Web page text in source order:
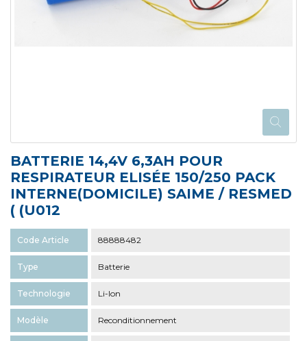
BATTERIE 14,4V 6,3AH POUR
RESPIRATEUR ELISÉE 150/250 PACK
INTERNE(DOMICILE) SAIME / RESMED
( (U012
Code Article 88888482
Type Batterie
Technologie Li-Ion
Modèle Reconditionnement